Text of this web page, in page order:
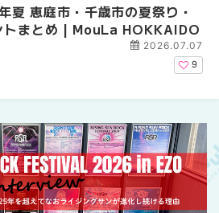
夏 恵庭市・千歳市の夏祭り・
トまとめ | MouLa HOKKAIDO
2026.07.07
9
札幌の麻辣湯（マーラ
め専門店9選！本場の
新店まで徹底比較 |
2026年夏 恵庭市・千
イベントまとめ |